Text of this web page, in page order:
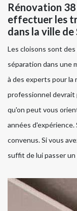
Rénovation
effectuer les
dans la ville
Les cloisons sont
séparation dans une
à des experts pour la
professionnel devrait
qu'on peut vous
années
convenus. Si vous
suffit de lui passer un